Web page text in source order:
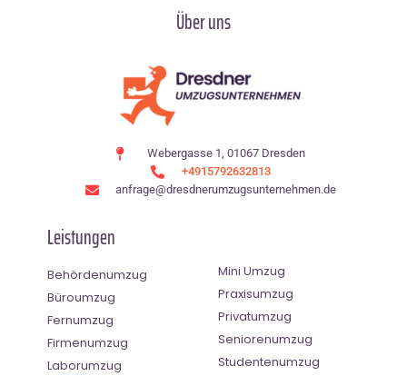
Über uns
Webergasse 1, 01067 Dresden
+4915792632813
anfrage@dresdnerumzugsunternehmen.de
Leistungen
Behördenumzug
Büroumzug
Fernumzug
Firmenumzug
Laborumzug
Mini Umzug
Praxisumzug
Privatumzug
Seniorenumzug
Studentenumzug